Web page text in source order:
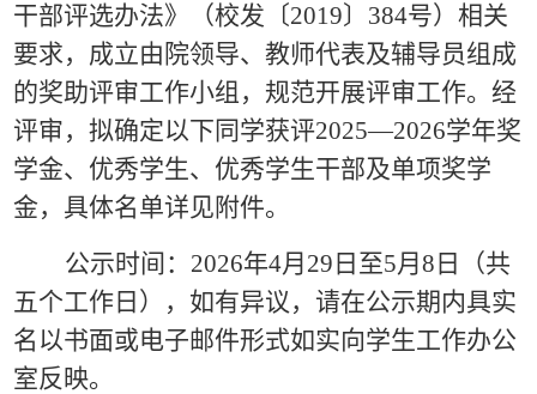
干部评选办法》（校发〔2019〕 384号）相关
要求，成立由院领导、教师代表及辅导员组成
的奖助评审工作小组，规范开展评审工作。经
评审，拟确定以下同学获评2025—2026学年奖
学金、优秀学生、优秀学生干部及单项奖学
金，具体名单详见附件。
公示时间： 2026年4月 29 日至5月8 日（共
五个工作日），如有异议，请在公示期内具实
名以书面或电子邮件形式如实向学生工作办公
室反映。